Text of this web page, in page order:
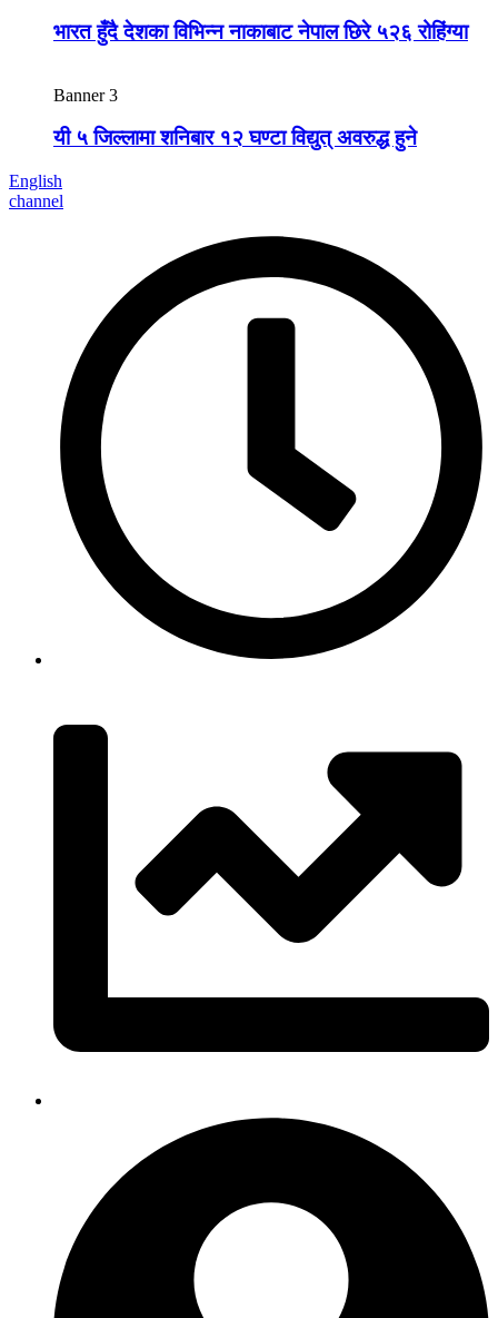
भारत हुँदै देशका विभिन्न नाकाबाट नेपाल छिरे ५२६ रोहिंग्या
Banner 3
यी ५ जिल्लामा शनिबार १२ घण्टा विद्युत् अवरुद्ध हुने
English
channel